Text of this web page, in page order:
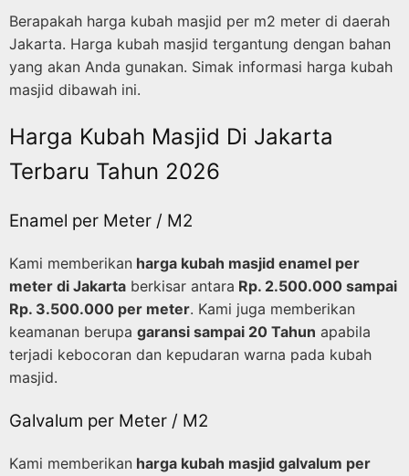
Berapakah harga kubah masjid per m2 meter di daerah
Jakarta. Harga kubah masjid tergantung dengan bahan
yang akan Anda gunakan. Simak informasi harga kubah
masjid dibawah ini.
Harga Kubah Masjid Di Jakarta
Terbaru Tahun 2026
Enamel per Meter / M2
Kami memberikan harga kubah masjid enamel per
meter di Jakarta berkisar antara Rp. 2.500.000 sampai
Rp. 3.500.000 per meter. Kami juga memberikan
keamanan berupa garansi sampai 20 Tahun apabila
terjadi kebocoran dan kepudaran warna pada kubah
masjid.
Galvalum per Meter / M2
Kami memberikan harga kubah masjid galvalum per